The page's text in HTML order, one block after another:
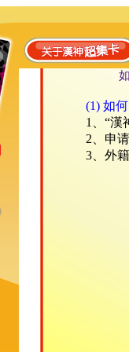
(1) 如
1、“漢
2、申
3、外